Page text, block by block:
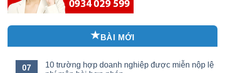
BÀI MỚI
07
10 trường hợp doanh nghiệp được miễn nộp lệ